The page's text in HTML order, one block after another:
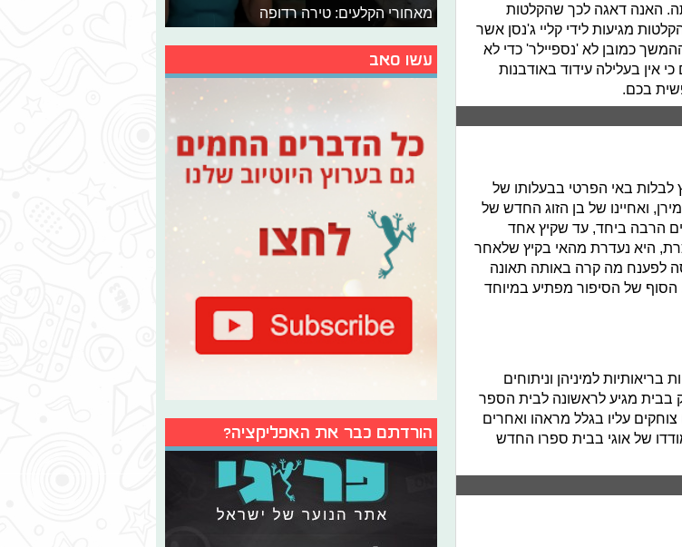
האנה דאגה לכך שהקלטות
הקלטות מגיעות לידי קליי ג'נסן אשר
כמובן לא 'נספיילר' כדי לא
אין בעלילה עידוד באודבנות
בכם.
לבלות באי הפרטי בבעלותו של
ואחיינו של בן הזוג החדש של
הרבה ביחד, עד שקיץ אחד
זוכרת, היא נעדרת מהאי בקיץ שלאחר
ומנסה לפענח מה קרה באותה תאונה
של הסיפור מפתיע במיוחד
למיניהן וניתוחים
בבית מגיע לראשונה לבית הספר
עליו בגלל מראהו ואחרים
של אוגי בבית ספרו החדש
מאחורי הקלעים: טירה רדופה
עשו סאב
הורדתם כבר את האפליקציה?